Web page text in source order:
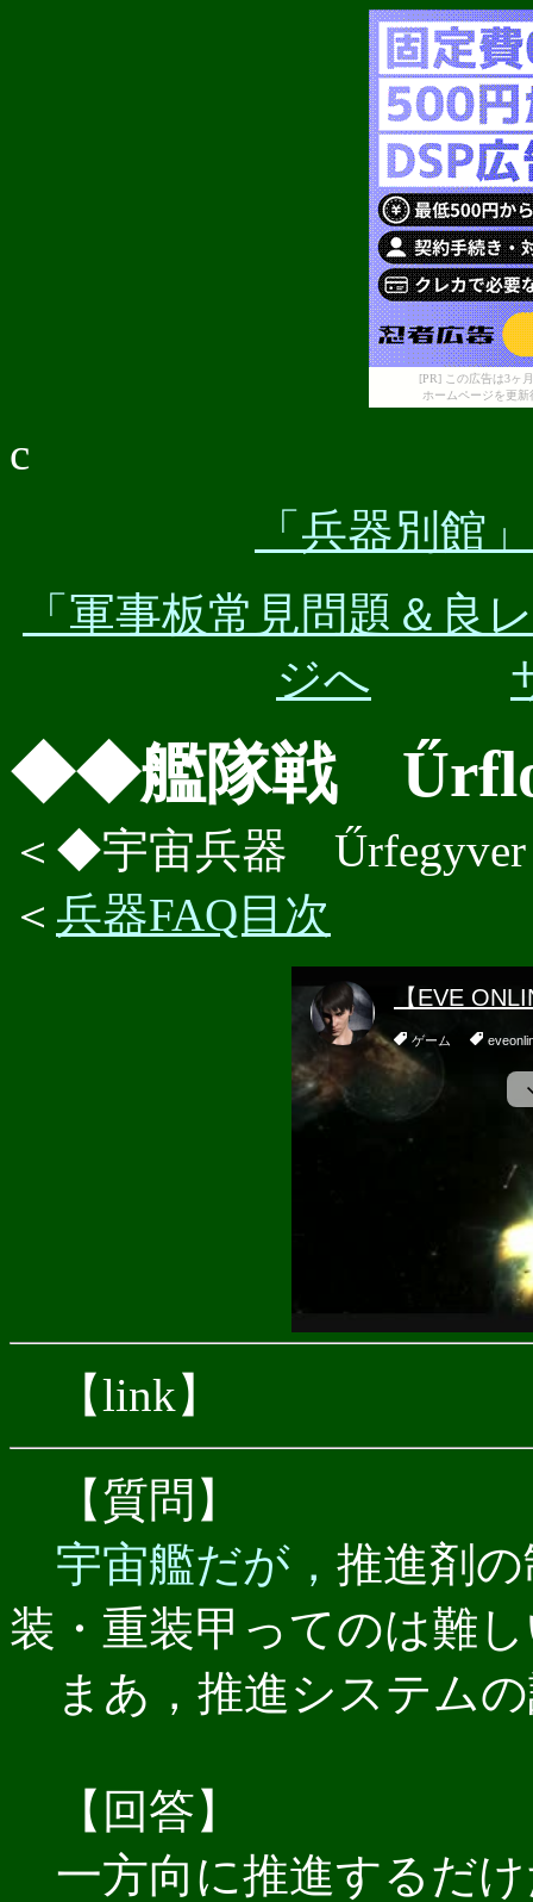
[PR] この広告は3ヶ
ホームページを更
c
「兵器別館
「軍事板常見問題＆良
ジへ
◆◆艦隊戦
＜◆宇宙兵器 Űrfegyver
＜ 兵器FAQ目次
【link】
【質問】
宇宙艦だが， 推進剤
装・重装甲ってのは難
まあ，推進システム
【回答】
一方向に推進するだ